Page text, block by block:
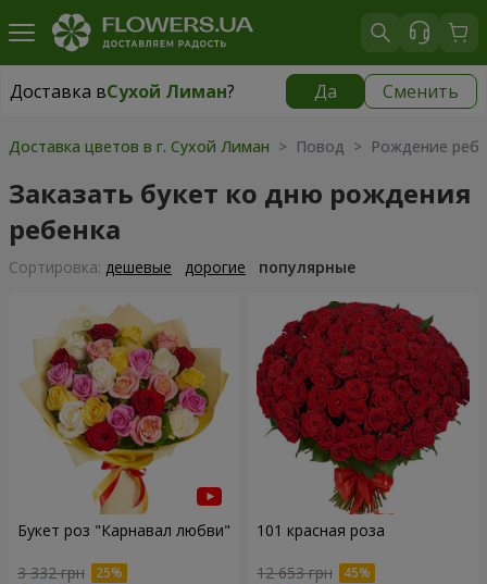
Доставка вСухой Лиман? Да Сменить
Доставка вСухой Лиман|
Доставка цветов в г. Сухой Лиман > Повод > Рождение
Заказать букет ко дню рождения
ребенка
Cортировка: дешевые дорогие популярные
Букет роз "Карнавал любви"
3 332 грн
101 красная роза
12 653 грн